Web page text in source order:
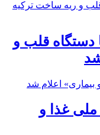
قلب و
غذا و